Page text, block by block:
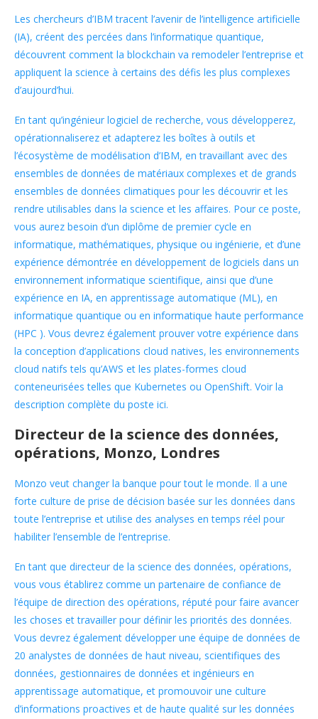
Les chercheurs d’IBM tracent l’avenir de l’intelligence artificielle
(IA), créent des percées dans l’informatique quantique,
découvrent comment la blockchain va remodeler l’entreprise et
appliquent la science à certains des défis les plus complexes
d’aujourd’hui.
En tant qu’ingénieur logiciel de recherche, vous développerez,
opérationnaliserez et adapterez les boîtes à outils et
l’écosystème de modélisation d’IBM, en travaillant avec des
ensembles de données de matériaux complexes et de grands
ensembles de données climatiques pour les découvrir et les
rendre utilisables dans la science et les affaires. Pour ce poste,
vous aurez besoin d’un diplôme de premier cycle en
informatique, mathématiques, physique ou ingénierie, et d’une
expérience démontrée en développement de logiciels dans un
environnement informatique scientifique, ainsi que d’une
expérience en IA, en apprentissage automatique (ML), en
informatique quantique ou en informatique haute performance
(HPC ). Vous devrez également prouver votre expérience dans
la conception d’applications cloud natives, les environnements
cloud natifs tels qu’AWS et les plates-formes cloud
conteneurisées telles que Kubernetes ou OpenShift. Voir la
description complète du poste ici.
Directeur de la science des données,
opérations, Monzo, Londres
Monzo veut changer la banque pour tout le monde. Il a une
forte culture de prise de décision basée sur les données dans
toute l’entreprise et utilise des analyses en temps réel pour
habiliter l’ensemble de l’entreprise.
En tant que directeur de la science des données, opérations,
vous vous établirez comme un partenaire de confiance de
l’équipe de direction des opérations, réputé pour faire avancer
les choses et travailler pour définir les priorités des données.
Vous devrez également développer une équipe de données de
20 analystes de données de haut niveau, scientifiques des
données, gestionnaires de données et ingénieurs en
apprentissage automatique, et promouvoir une culture
d’informations proactives et de haute qualité sur les données